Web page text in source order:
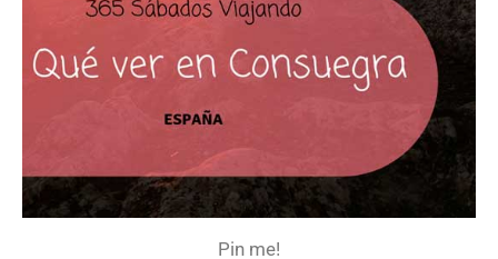
Pin me!